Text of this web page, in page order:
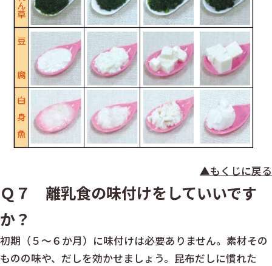
▲もくじに戻る
Ｑ７ 離乳食の味付けをしていいです
か？
初期（５～６か月）に味付けは必要ありません。素材その
ものの味や、だしを効かせましょう。昆布だしに慣れた